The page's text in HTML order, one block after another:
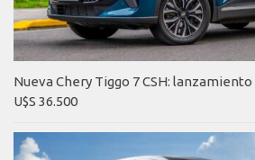
Nueva Chery Tiggo 7 CSH:
U$S 36.500